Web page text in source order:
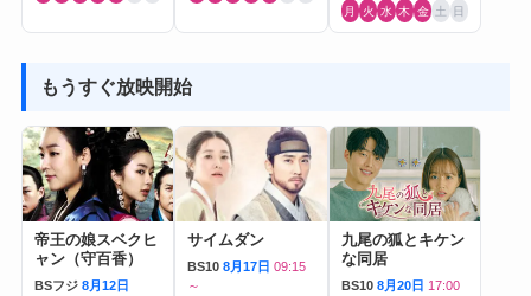
月 火 水 木 金 土 日
もうすぐ放映開始
帝王の娘スベクヒ
ャン（守百香）
BSフジ 8月12日
サイムダン
BS10 8月17日 09:15
～
九尾の狐とキケン
な同居
BS10 8月20日 17:00